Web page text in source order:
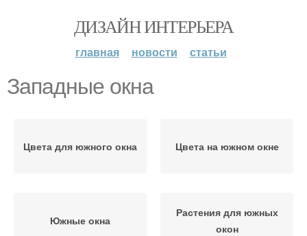
ДИЗАЙН ИНТЕРЬЕРА
главная новости статьи
Западные окна
Цвета для южного окна Цвета на южном окне
Южные окна
Растения для южных
окон